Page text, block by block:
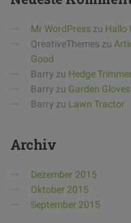
Mr WordPress zu Hallo
QreativeThemes zu
Good
Barry zu Hedge
Barry zu Garden Gloves
Barry zu Lawn Tractor
Archiv
Dezember 2015
Oktober 2015
September 2015